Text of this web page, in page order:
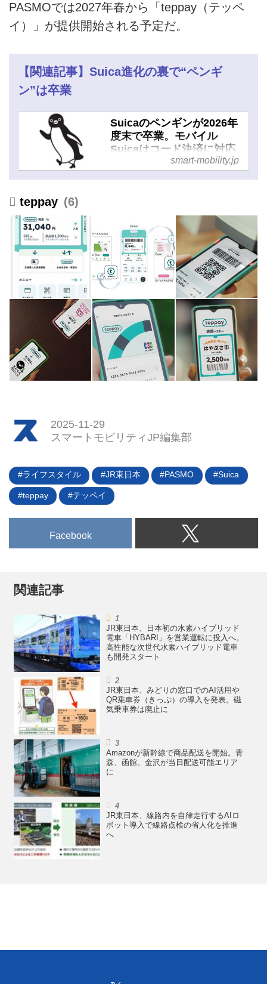
PASMOでは2027年春から「teppay（テッペ
イ）」が提供開始される予定だ。
【関連記事】Suica進化の裏で“ペンギ
ン”は卒業
Suicaのペンギンが2026年
度末で卒業。モバイル
Suicaはコード決済に対応
し、チャージ上限額が30万
smart-mobility.jp
teppay 6
2025-11-29
スマートモビリティJP編集部
ライフスタイル JR東日本 PASMO Suica
teppay テッペイ
Facebook
関連記事
JR東日本、日本初の水素ハイブリッド
電車「HYBARI」を営業運転に投入へ。
高性能な次世代水素ハイブリッド電車
も開発スタート
JR東日本、みどりの窓口でのAI活用や
QR乗車券（きっぷ）の導入を発表。磁
気乗車券は廃止に
Amazonが新幹線で商品配送を開始。青
森、函館、金沢が当日配送可能エリア
に
JR東日本、線路内を自律走行するAIロ
ボット導入で線路点検の省人化を推進
へ